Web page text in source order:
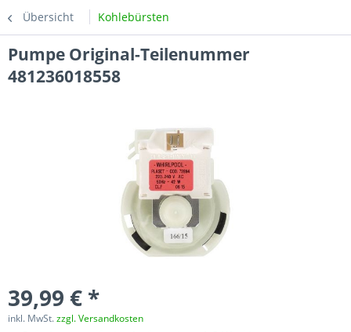
Übersicht Kohlebürsten
Pumpe Original-Teilenummer
481236018558
39,99 € *
inkl. MwSt.zzgl. Versandkosten